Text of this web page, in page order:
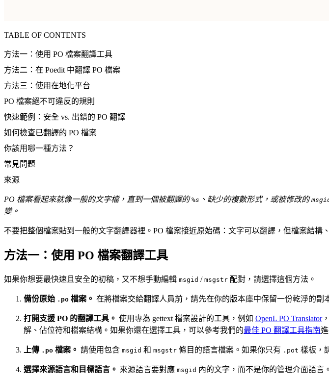
TABLE OF CONTENTS
方法一：使用 PO 檔案翻譯工具
方法二：在 Poedit 中翻譯 PO 檔案
方法三：使用在地化平台
PO 檔案絕不可違反的規則
快速範例：安全 vs. 出錯的 PO 翻譯
如何檢查已翻譯的 PO 檔案
你該用哪一種方法？
常見問題
來源
PO 檔案看起來就像一般的文字檔，直到一個被翻譯的%s 、缺少的複數形式，或被修改的
變。
不要把整個檔案貼到一般的文字翻譯器裡。PO 檔案接近原始碼：文字可以翻譯，但檔案結構
方法一：使用 PO 檔案翻譯工具
如果你想要最快速且安全的初稿，又不想手動編輯 msgid / msgstr 配對，請選擇這個方法。
備份原始 .po 檔案。 在將檔案交給翻譯人員前，請先在你的版本庫中保留一份乾淨的
打開支援 PO 的翻譯工具。 使用專為 gettext 檔案設計的工具，例如 OpenL PO Translator
解、佔位符和檔案結構。如果你還在選擇工具，可以參考我們的最佳 PO 翻譯工具指南
上傳 .po 檔案。 請使用包含 msgid 和 msgstr 條目的語言檔案。如果你只有 .pot 樣板，
選擇來源語言和目標語言。 來源語言要對應 msgid 內的文字，而不是你的管理介面語言